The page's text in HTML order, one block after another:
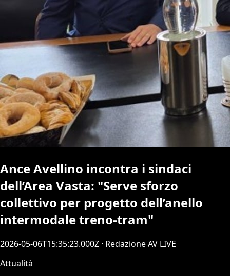
Ance Avellino incontra i sindaci
dell’Area Vasta: "Serve sforzo
collettivo per progetto dell’anello
intermodale treno-tram"
2026-05-06T15:35:23.000Z · Redazione AV LIVE
Attualità